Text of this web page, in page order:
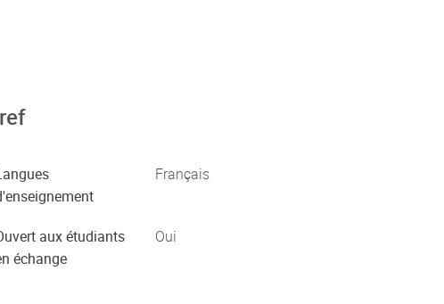
Français
aux étudiants
échange
Oui